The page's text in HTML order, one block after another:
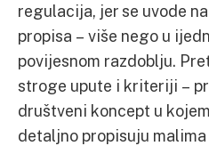
regulacija, jer se uvode
propisa – više nego u
povijesnom razdoblju.
stroge upute i kriteriji –
društveni koncept u
detaljno propisuju